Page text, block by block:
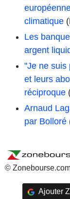
climatique
Les
argent
"Je ne suis
et leurs
réciproque
Arnaud
par Bolloré
©
Ajouter